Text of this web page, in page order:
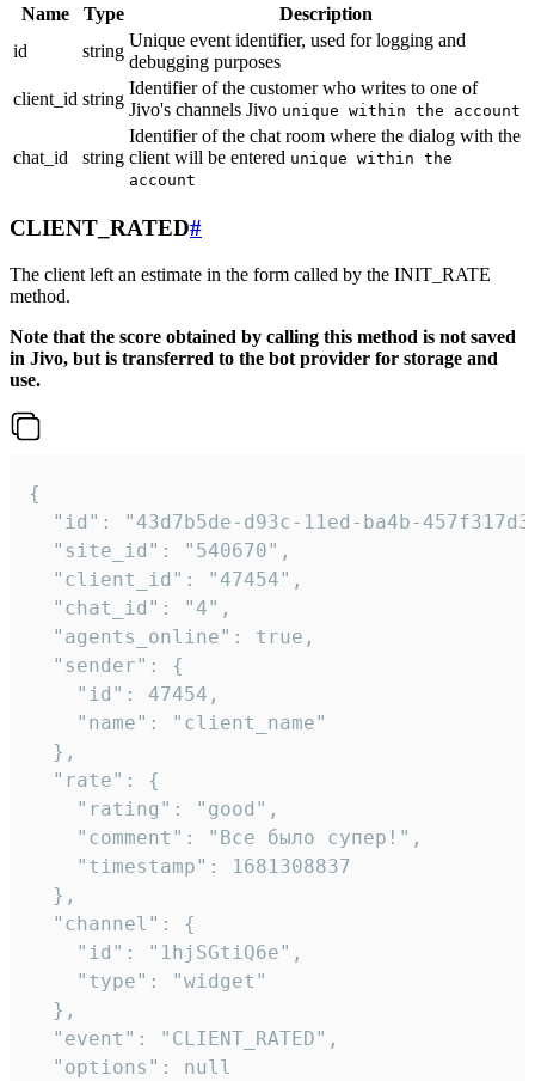
Name Type
Description
id
string
Unique event identifier, used for logging and
debugging purposes
client_id string
Identifier of the customer who writes to one of
Jivo's channels Jivo unique within the account
chat_id string
Identifier of the chat room where the dialog with the
client will be entered unique within the
account
CLIENT_RATED#
The client left an estimate in the form called by the INIT_RATE
method.
Note that the score obtained by calling this method is not saved
in Jivo, but is transferred to the bot provider for storage and
use.
{
"id": "43d7b5de-d93c-11ed-ba4b-
  "site_id": "540670",
  "client_id": "47454",
  "chat_id": "4",
  "agents_online": true,
  "sender": {
    "id": 47454,
    "name": "client_name"
  },
  "rate": {
    "rating": "good",
    "comment": "Все было супер!",
    "timestamp": 1681308837
  },
  "channel": {
    "id": "1hjSGtiQ6e",
    "type": "widget"
  },
  "event": "CLIENT_RATED",
  "options": null